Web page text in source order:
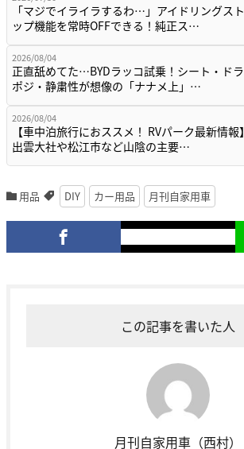
「マジでイライラするわ…」アイドリングスト
ップ機能を常時OFFできる！純正ス…
2026/08/04
正直舐めてた…BYDラッコ試乗！シート・ドラ
ポジ・静粛性が想像の「ナナメ上」…
2026/08/04
【車中泊旅行におススメ！ RVパーク最新情報】
出雲大社や松江市など山陰の主要…
用品 DIY カー用品 月刊自家用車
この記事を書いた人
月刊自家用車（西村）